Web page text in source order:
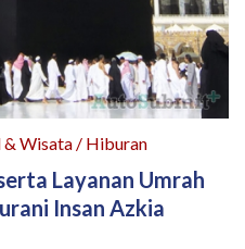
& Wisata / Hiburan
Layanan Umrah
Insan Azkia